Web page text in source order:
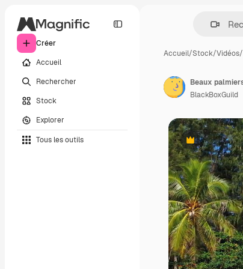
Créer
Accueil
Rechercher
Stock
Explorer
Tous les outils
Accueil/Stock/Vidéos/
Premium
BlackBoxGuild